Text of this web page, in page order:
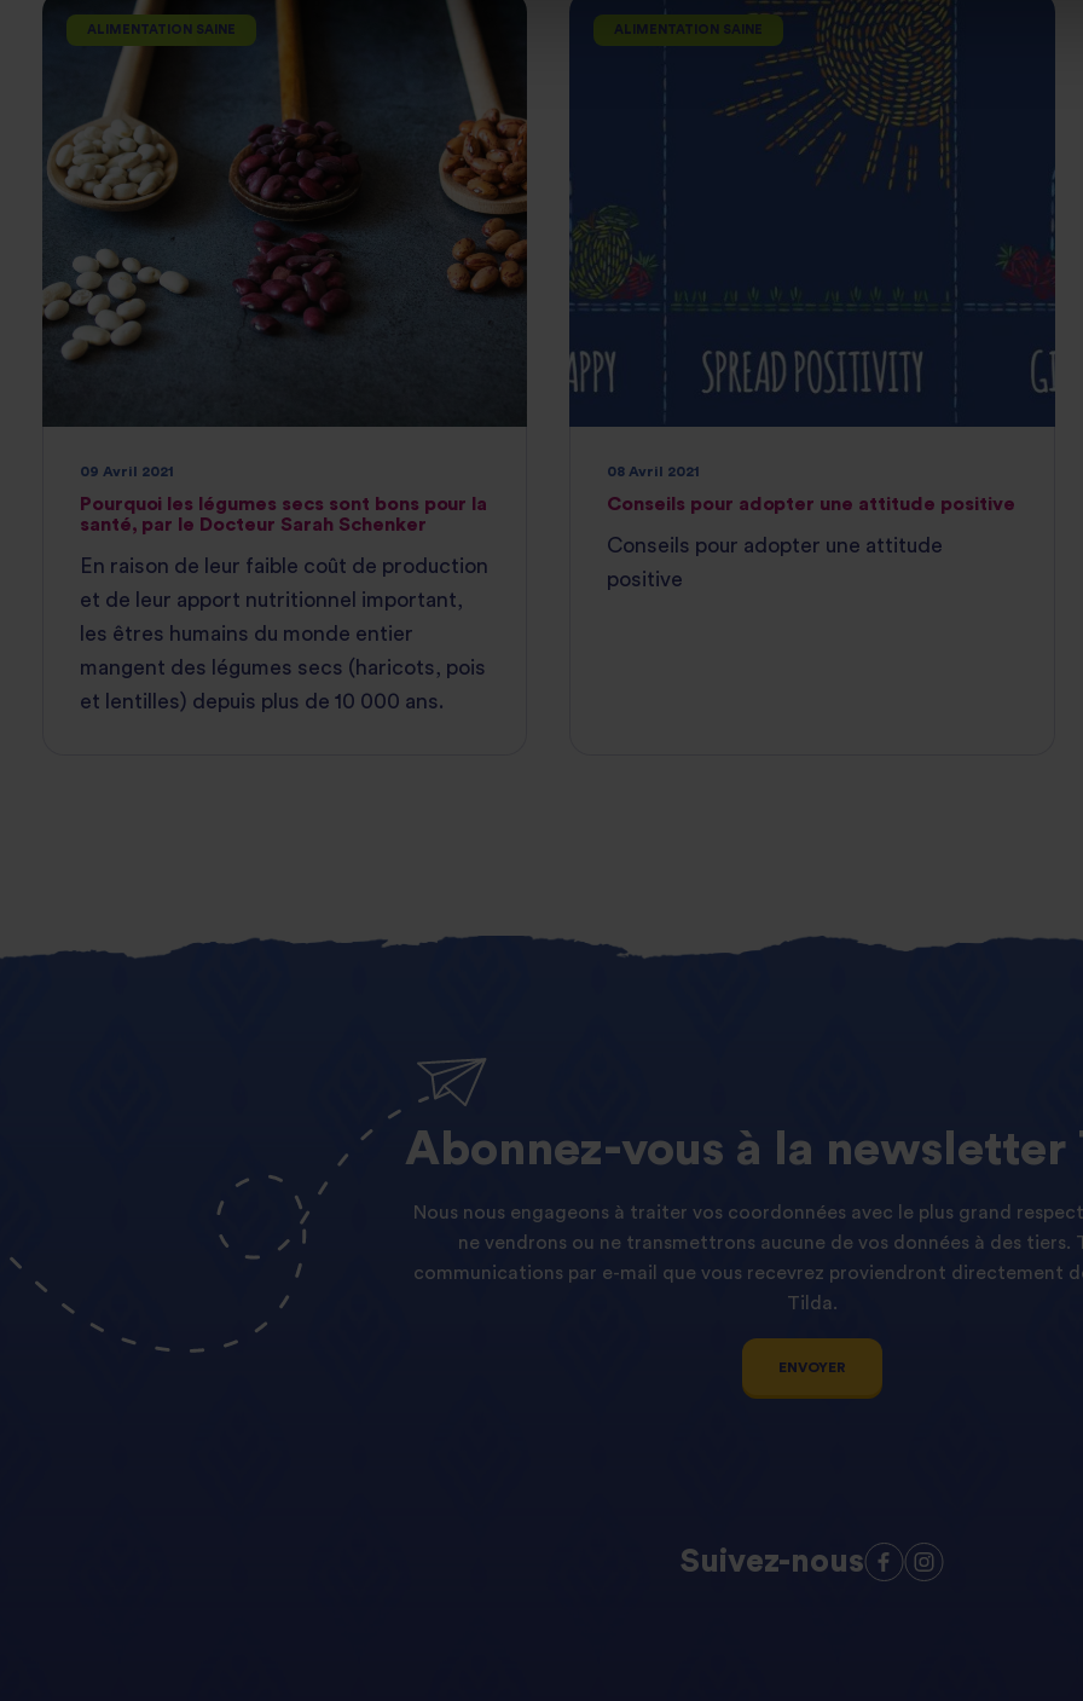
ALIMENTATION SAINE
09 Avril 2021
Pourquoi les légumes secs sont bons pour la
santé, par le Docteur Sarah Schenker
En raison de leur faible coût de production
et de leur apport nutritionnel important,
les êtres humains du monde entier
mangent des légumes secs (haricots, pois
et lentilles) depuis plus de 10 000 ans.
ALIMENTATION SAINE
08 Avril 2021
Conseils pour adopter une attitude positive
Conseils pour adopter une attitude
positive
Abonnez-vous à la newsletter
Nous nous engageons à traiter vos coordonnées avec le plus grand
ne vendrons ou ne transmettrons aucune de vos données à des tiers.
communications par e-mail que vous recevrez proviendront directement
Tilda.
ENVOYER
Suivez-nous